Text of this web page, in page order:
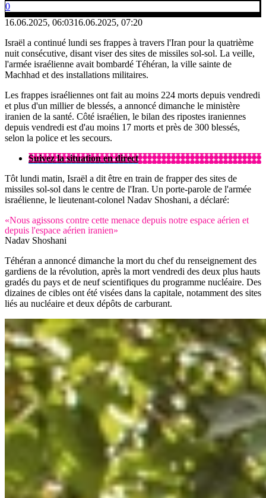
0
16.06.2025, 06:0316.06.2025, 07:20
Israël a continué lundi ses frappes à travers l'Iran pour la quatrième
nuit consécutive, disant viser des sites de missiles sol-sol. La veille,
l'armée israélienne avait bombardé Téhéran, la ville sainte de
Machhad et des installations militaires.
Les frappes israéliennes ont fait au moins 224 morts depuis vendredi
et plus d'un millier de blessés, a annoncé dimanche le ministère
iranien de la santé. Côté israélien, le bilan des ripostes iraniennes
depuis vendredi est d'au moins 17 morts et près de 300 blessés,
selon la police et les secours.
Suivez la situation en direct
Tôt lundi matin, Israël a dit être en train de frapper des sites de
missiles sol-sol dans le centre de l'Iran. Un porte-parole de l'armée
israélienne, le lieutenant-colonel Nadav Shoshani, a déclaré:
«Nous agissons contre cette menace depuis notre espace aérien et
depuis l'espace aérien iranien»
Nadav Shoshani
Téhéran a annoncé dimanche la mort du chef du renseignement des
gardiens de la révolution, après la mort vendredi des deux plus hauts
gradés du pays et de neuf scientifiques du programme nucléaire. Des
dizaines de cibles ont été visées dans la capitale, notamment des sites
liés au nucléaire et deux dépôts de carburant.